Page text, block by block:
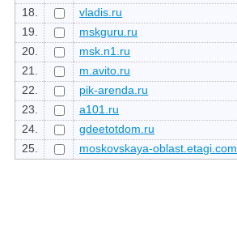
18.
vladis.ru
19.
mskguru.ru
20.
msk.n1.ru
21.
m.avito.ru
22.
pik-arenda.ru
23.
a101.ru
24.
gdeetotdom.ru
25.
moskovskaya-oblast.etagi.com